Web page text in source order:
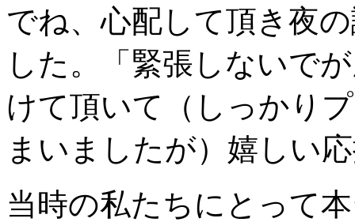
でね、心配して頂き夜
した。「緊張しないで
けて頂いて（しっかり
まいましたが）嬉しい
当時の私たちにとって